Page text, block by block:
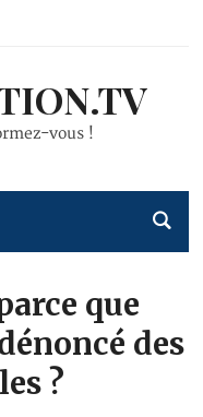
vous !
que
des
?